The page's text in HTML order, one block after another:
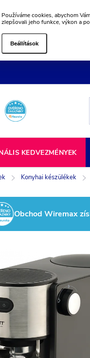
Používáme cookies, abychom
zlepšovali jeho funkce, výkon a
Beállítások
KEDVEZMÉNYEK
Konyhai készülékek
Obchod Wiremax